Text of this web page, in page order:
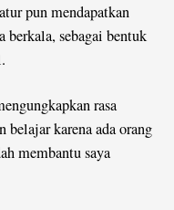
pun mendapatkan
berkala, sebagai bentuk
rasa
belajar karena ada orang
membantu saya